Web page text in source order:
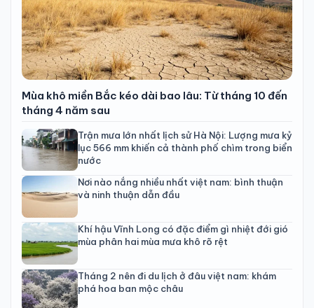
Mùa khô miền Bắc kéo dài bao lâu: Từ tháng 10 đến
tháng 4 năm sau
Trận mưa lớn nhất lịch sử Hà Nội: Lượng mưa kỷ
lục 566 mm khiến cả thành phố chìm trong biển
nước
Nơi nào nắng nhiều nhất việt nam: bình thuận
và ninh thuận dẫn đầu
Khí hậu Vĩnh Long có đặc điểm gì nhiệt đới gió
mùa phân hai mùa mưa khô rõ rệt
Tháng 2 nên đi du lịch ở đâu việt nam: khám
phá hoa ban mộc châu